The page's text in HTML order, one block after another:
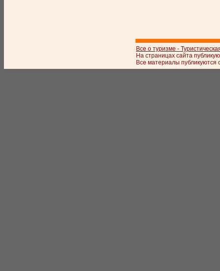
Все о туризме -
На страницах сайта
Все материалы публикуются